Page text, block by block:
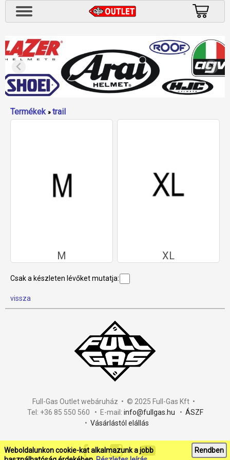
Weboldalunkon cookie-kat alkalmazunk a jobb
Rendben
Termékek » trail
M XL
Csak a készleten lévőket mutatja:
vissza
Full-Gas Outlet webáruház • © 2025 Full-Gas Kft •
Tel: +36 85 550 560 • E-mail: info@fullgas.hu • ÁSZF
• Vásárlástól elállás